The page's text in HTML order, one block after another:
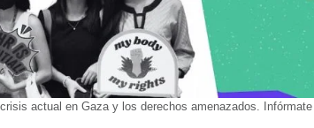
actual en Gaza y los derechos amenazados. Infórmate